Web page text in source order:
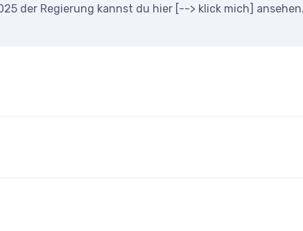
der Regierung kannst du hier [--> klick mich] ansehen.